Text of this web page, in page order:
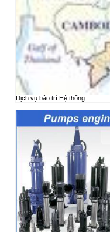
Dịch vụ bảo trì Hệ thống